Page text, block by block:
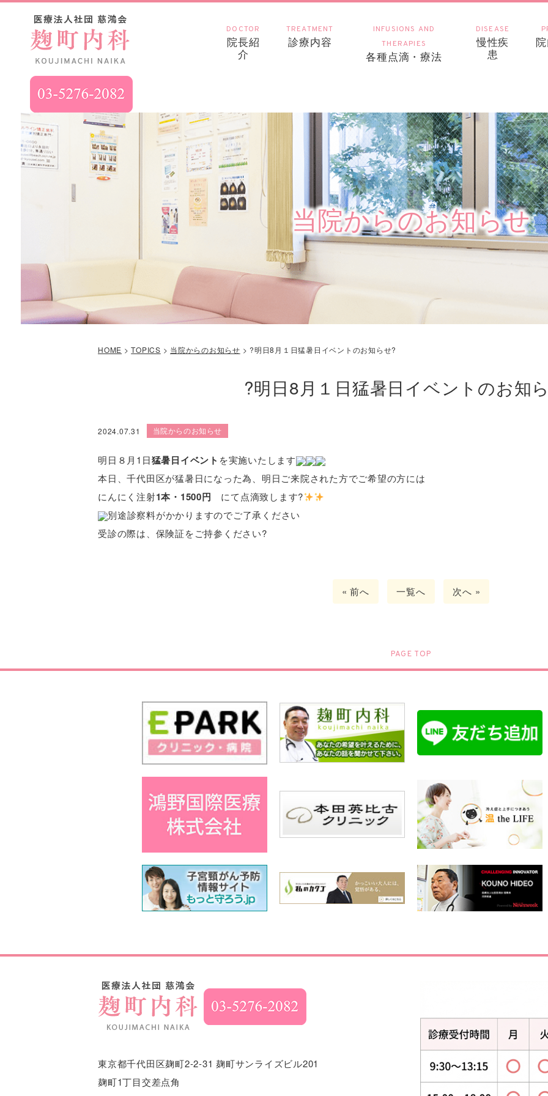
DOCTOR
院長紹
介
TREATMENT
診療内容
INFUSIONS AND
THERAPIES
各種点滴・療法
DISEASE
慢性疾
患
当院からのお知らせ
HOME >TOPICS > 当院からのお知らせ > ?明日8月１日猛暑日イベントのお知らせ?
?明日8月１日猛暑日イベントのお知
2024.07.31 当院からのお知らせ
明日８月1日猛暑日イベント を実施いたします
本日、千代田区が猛暑日になった為、明日ご来院された方でご希望の方には
にんにく注射1本・1500円 にて点滴致します?
別途診察料がかかりますのでご了承ください
受診の際は、保険証をご持参ください?
« 前へ 一覧へ 次へ »
PAGE TOP
東京都千代田区麹町2-2-31 麹町サンライズビル201
麹町1丁目交差点角